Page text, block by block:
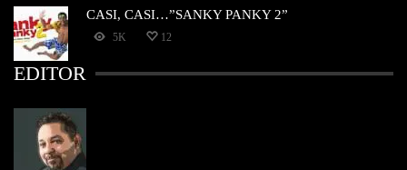
CASI, CASI…”SANKY PANKY 2”
5K 12
EDITOR